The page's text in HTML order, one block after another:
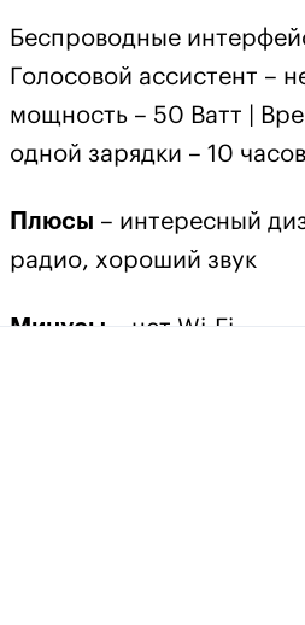
Беспроводные
Голосовой ассистент –
мощность – 50 Ватт |
одной зарядки – 10
Плюсы – интересный
радио, хороший звук
Минусы – нет Wi-Fi